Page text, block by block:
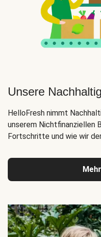
Unsere
HelloFresh nimmt
unserem Nichtfinanziellen
Fortschritte und wie wir